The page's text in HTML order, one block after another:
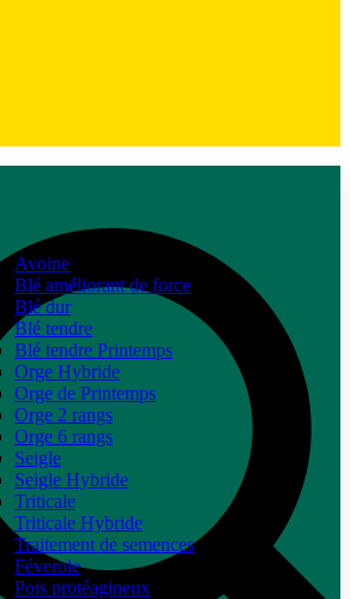
Avoine
Blé améliorant de force
Blé dur
Blé tendre
Blé tendre Printemps
Orge Hybride
Orge de Printemps
Orge 2 rangs
Orge 6 rangs
Seigle
Seigle Hybride
Triticale
Triticale Hybride
Traitement de semences
Féverole
Pois protéagineux